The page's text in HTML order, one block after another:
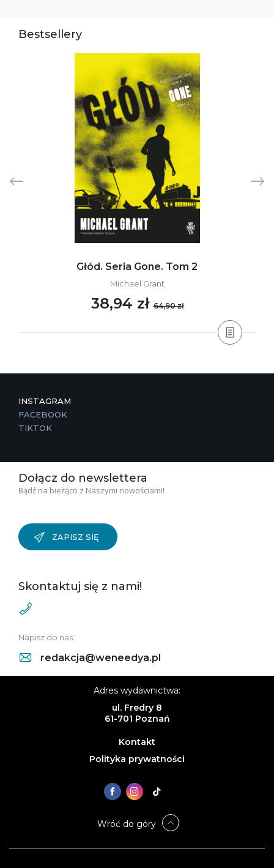
Bestsellery
Głód. Seria Gone. Tom 2
Michael Grant
38,94 zł64,90 zł
INSTAGRAM
FACEBOOK
TIKTOK
Dołącz do newslettera
Bądź na bieżąco z Naszymi nowościami!
ZAPISZ SIĘ
Skontaktuj się z nami!
Napisz do nas:
redakcja@weneedya.pl
Adres wydawnictwa:
ul. Fredry 8
61-701 Poznań
Kontakt
Polityka prywatności
Wróć do góry